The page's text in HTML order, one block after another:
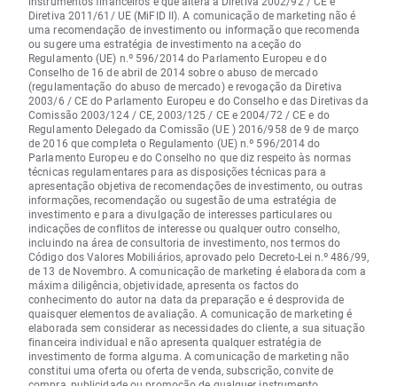
Diretiva 2011/61/ UE (MiFID II). A comunicação de marketing não é
uma recomendação de investimento ou informação que recomenda
ou sugere uma estratégia de investimento na aceção do
Regulamento (UE) n.º 596/2014 do Parlamento Europeu e do
Conselho de 16 de abril de 2014 sobre o abuso de mercado
(regulamentação do abuso de mercado) e revogação da Diretiva
2003/6 / CE do Parlamento Europeu e do Conselho e das Diretivas da
Comissão 2003/124 / CE, 2003/125 / CE e 2004/72 / CE e do
Regulamento Delegado da Comissão (UE ) 2016/958 de 9 de março
de 2016 que completa o Regulamento (UE) n.º 596/2014 do
Parlamento Europeu e do Conselho no que diz respeito às normas
técnicas regulamentares para as disposições técnicas para a
apresentação objetiva de recomendações de investimento, ou outras
informações, recomendação ou sugestão de uma estratégia de
investimento e para a divulgação de interesses particulares ou
indicações de conflitos de interesse ou qualquer outro conselho,
incluindo na área de consultoria de investimento, nos termos do
Código dos Valores Mobiliários, aprovado pelo Decreto-Lei n.º 486/99,
de 13 de Novembro. A comunicação de marketing é elaborada com a
máxima diligência, objetividade, apresenta os factos do
conhecimento do autor na data da preparação e é desprovida de
quaisquer elementos de avaliação. A comunicação de marketing é
elaborada sem considerar as necessidades do cliente, a sua situação
financeira individual e não apresenta qualquer estratégia de
investimento de forma alguma. A comunicação de marketing não
constitui uma oferta ou oferta de venda, subscrição, convite de